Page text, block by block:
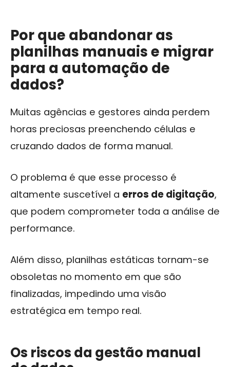
Por que abandonar as
planilhas manuais e migrar
para a automação de
dados?
Muitas agências e gestores ainda perdem
horas preciosas preenchendo células e
cruzando dados de forma manual.
O problema é que esse processo é
altamente suscetível a erros de digitação,
que podem comprometer toda a análise de
performance.
Além disso, planilhas estáticas tornam-se
obsoletas no momento em que são
finalizadas, impedindo uma visão
estratégica em tempo real.
Os riscos da gestão manual